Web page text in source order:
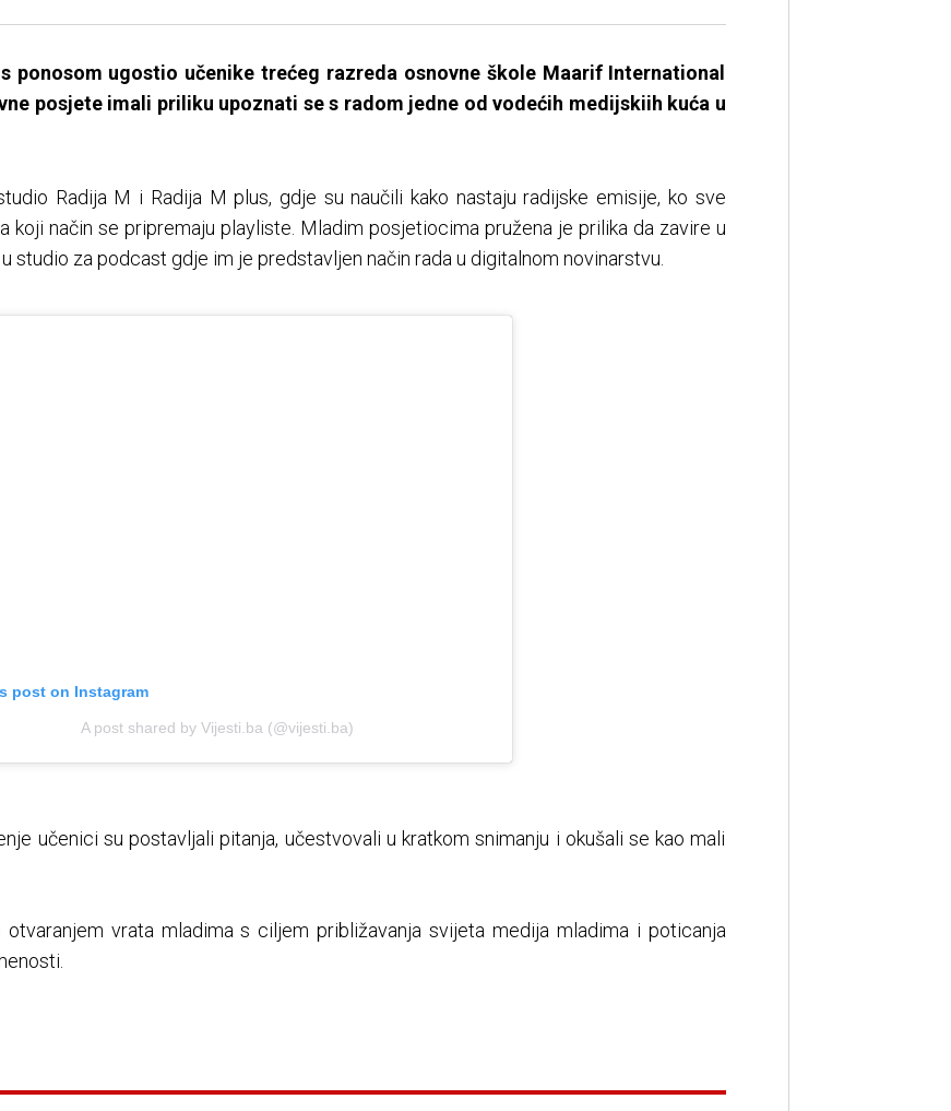
ponosom ugostio učenike trećeg razreda osnovne škole Maarif International
posjete imali priliku upoznati se s radom jedne od vodećih medijskiih kuća u
Radija M i Radija M plus, gdje su naučili kako nastaju radijske emisije, ko sve
koji način se pripremaju playliste. Mladim posjetiocima pružena je prilika da zavire u
studio za podcast gdje im je predstavljen način rada u digitalnom novinarstvu.
post on Instagram
A post shared by Vijesti.ba (@vijesti.ba)
učenici su postavljali pitanja, učestvovali u kratkom snimanju i okušali se kao mali
vrata mladima s ciljem približavanja svijeta medija mladima i poticanja